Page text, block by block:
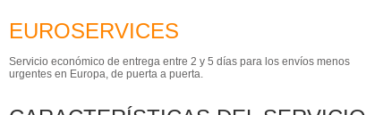
EUROSERVICES
Servicio económico de entrega entre 2 y 5 días para los envíos menos
urgentes en Europa, de puerta a puerta.